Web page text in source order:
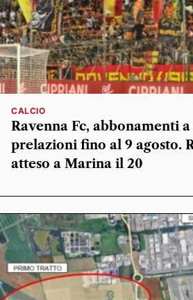
CALCIO
Ravenna Fc, abbonamenti a
prelazioni fino al 9 agosto.
atteso a Marina il 20